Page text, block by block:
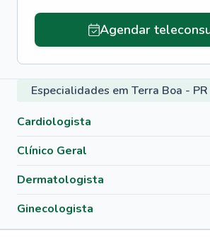
Agendar
Especialidades em Terra Boa - PR
Cardiologista
Clínico Geral
Dermatologista
Ginecologista